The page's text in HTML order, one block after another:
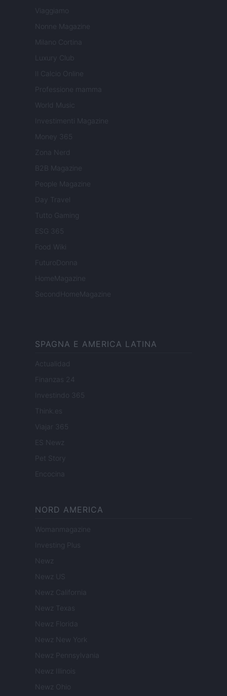
Viaggiamo
Nonne Magazine
Milano Cortina
Luxury Club
Il Calcio Online
Professione mamma
World Music
Investimenti Magazine
Money 365
Zona Nerd
B2B Magazine
People Magazine
Day Travel
Tutto Gaming
ESG 365
Food Wiki
FuturoDonna
HomeMagazine
SecondHomeMagazine
SPAGNA E AMERICA LATINA
Actualidad
Finanzas 24
Investindo 365
Think.es
Viajar 365
ES Newz
Pet Story
Encocina
NORD AMERICA
Womanmagazine
Investing Plus
Newz
Newz US
Newz California
Newz Texas
Newz Florida
Newz New York
Newz Pennsylvania
Newz Illinois
Newz Ohio